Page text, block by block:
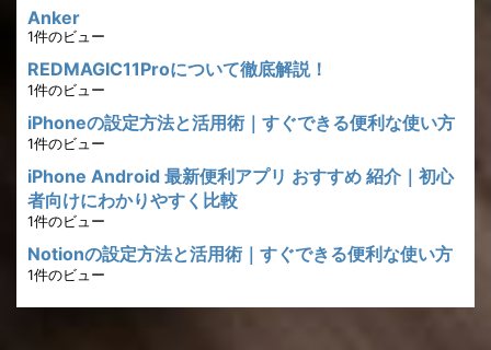
Anker
1件のビュー
REDMAGIC11Proについて徹底解説！
1件のビュー
iPhoneの設定方法と活用術｜すぐできる便利な使い方
1件のビュー
iPhone Android 最新便利アプリ おすすめ 紹介｜初心
者向けにわかりやすく比較
1件のビュー
Notionの設定方法と活用術｜すぐできる便利な使い方
1件のビュー